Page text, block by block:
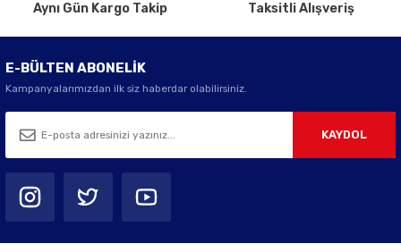
Aynı Gün Kargo Takip Taksitli Alışveriş
E-BÜLTEN ABONELİK
Kampanyalarımızdan ilk siz haberdar olabilirsiniz.
KAYDOL